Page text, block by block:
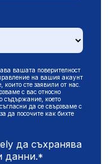
вашата поверителност
на вашия акаунт
които сте заявили от нас.
с вас относно
съдържание, което
да се свързваме с
да посочите как бихте
да съхранява
данни.*